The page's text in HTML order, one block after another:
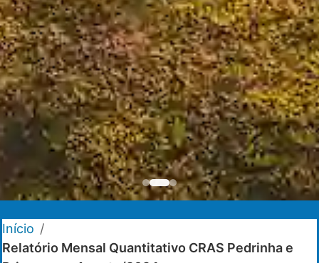
Início /
Relatório Mensal Quantitativo CRAS Pedrinha e